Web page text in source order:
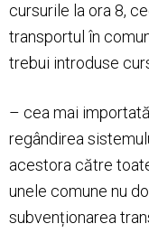
cursurile la ora 8,
transportul în
trebui introduse
– cea mai
regândirea
acestora către
unele comune nu
subvenționarea